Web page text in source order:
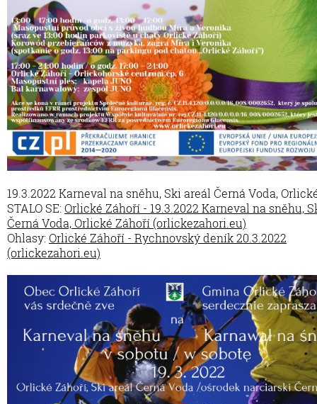
19.3.2022 Karneval na sněhu, Ski areál Černá Voda,
STALO SE: Orlické Záhoří - 19.3.2022 Karneval na sněhu,
Černá Voda, Orlické Záhoří (orlickezahori.eu)
Ohlasy: Orlické Záhoří - Rychnovský deník 20.3.2022
(orlickezahori.eu)